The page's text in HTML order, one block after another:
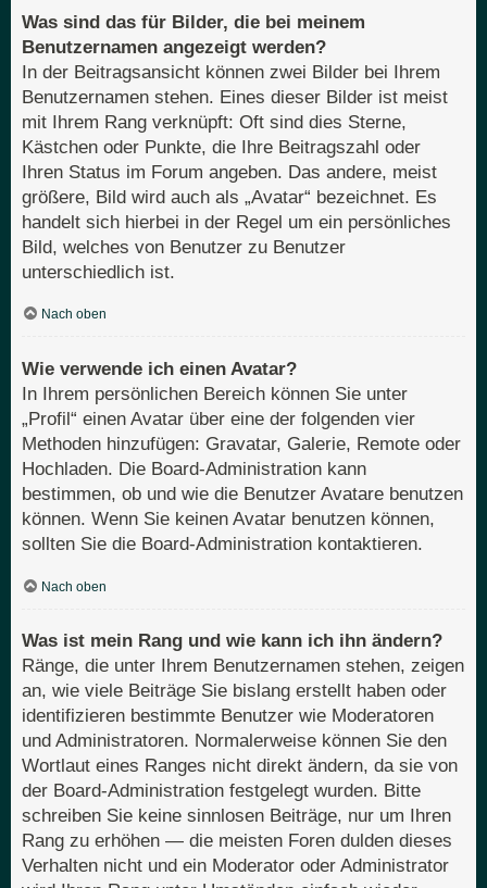
Was sind das für Bilder, die bei meinem
Benutzernamen angezeigt werden?
In der Beitragsansicht können zwei Bilder bei Ihrem
Benutzernamen stehen. Eines dieser Bilder ist meist
mit Ihrem Rang verknüpft: Oft sind dies Sterne,
Kästchen oder Punkte, die Ihre Beitragszahl oder
Ihren Status im Forum angeben. Das andere, meist
größere, Bild wird auch als „Avatar“ bezeichnet. Es
handelt sich hierbei in der Regel um ein persönliches
Bild, welches von Benutzer zu Benutzer
unterschiedlich ist.
Nach oben
Wie verwende ich einen Avatar?
In Ihrem persönlichen Bereich können Sie unter
„Profil“ einen Avatar über eine der folgenden vier
Methoden hinzufügen: Gravatar, Galerie, Remote oder
Hochladen. Die Board-Administration kann
bestimmen, ob und wie die Benutzer Avatare benutzen
können. Wenn Sie keinen Avatar benutzen können,
sollten Sie die Board-Administration kontaktieren.
Nach oben
Was ist mein Rang und wie kann ich ihn ändern?
Ränge, die unter Ihrem Benutzernamen stehen, zeigen
an, wie viele Beiträge Sie bislang erstellt haben oder
identifizieren bestimmte Benutzer wie Moderatoren
und Administratoren. Normalerweise können Sie den
Wortlaut eines Ranges nicht direkt ändern, da sie von
der Board-Administration festgelegt wurden. Bitte
schreiben Sie keine sinnlosen Beiträge, nur um Ihren
Rang zu erhöhen — die meisten Foren dulden dieses
Verhalten nicht und ein Moderator oder Administrator